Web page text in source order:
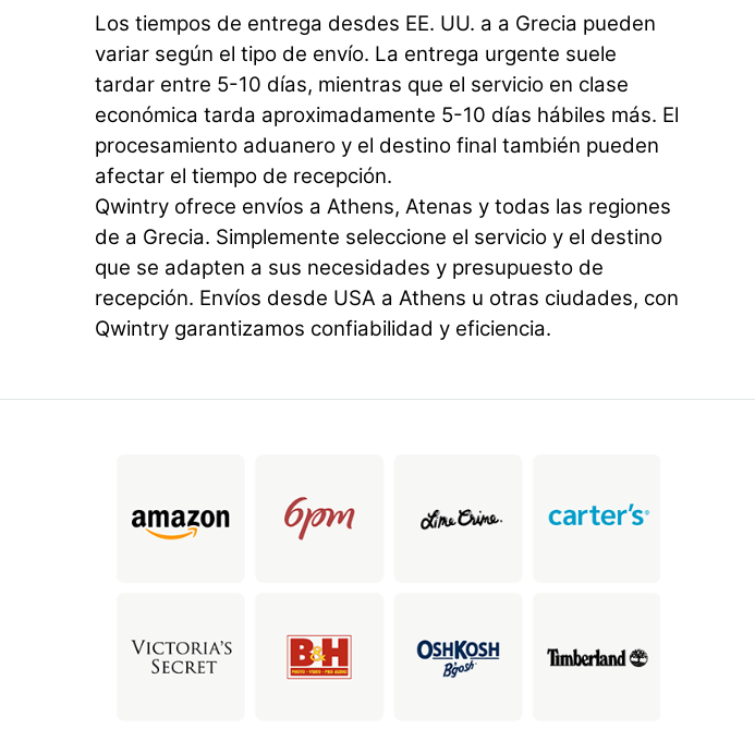
Los tiempos de entrega desdes EE. UU. a a Grecia pueden
variar según el tipo de envío. La entrega urgente suele
tardar entre 5-10 días, mientras que el servicio en clase
económica tarda aproximadamente 5-10 días hábiles más. El
procesamiento aduanero y el destino final también pueden
afectar el tiempo de recepción.
Qwintry ofrece envíos a Athens, Atenas y todas las regiones
de a Grecia. Simplemente seleccione el servicio y el destino
que se adapten a sus necesidades y presupuesto de
recepción. Envíos desde USA a Athens u otras ciudades, con
Qwintry garantizamos confiabilidad y eficiencia.